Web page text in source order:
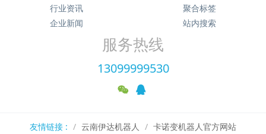
行业资讯
企业新闻
聚合标签
站内搜索
服务热线
13099999530
友情链接 : 云南伊达机器人 卡诺变机器人官方网站